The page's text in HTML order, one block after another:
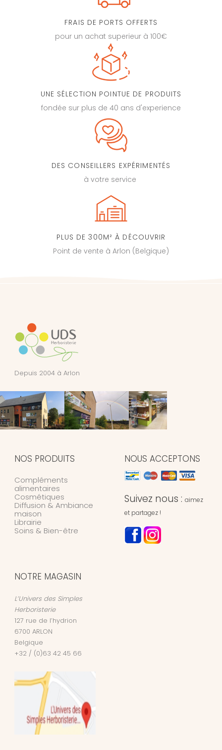
FRAIS DE PORTS OFFERTS
pour un achat superieur à 100€
UNE SÉLECTION POINTUE DE PRODUITS
fondée sur plus de 40 ans d'experience
DES CONSEILLERS EXPÉRIMENTÉS
à votre service
PLUS DE 300M² À DÉCOUVRIR
Point de vente à Arlon (Belgique)
Depuis 2004 à Arlon
NOS PRODUITS
Compléments
alimentaires
Cosmétiques
Diffusion & Ambiance
maison
Librairie
Soins & Bien-être
NOUS ACCEPTONS
Suivez nous : aimez
et partagez !
NOTRE MAGASIN
L’Univers des Simples
Herboristerie
127 rue de l’hydrion
6700 ARLON
Belgique
+32 / (0)63 42 45 66